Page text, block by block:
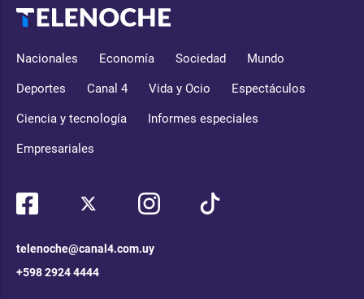
Nacionales Economía Sociedad Mundo
Deportes Canal 4 Vida y Ocio Espectáculos
Ciencia y tecnología Informes especiales
Empresariales
telenoche@canal4.com.uy
+598 2924 4444